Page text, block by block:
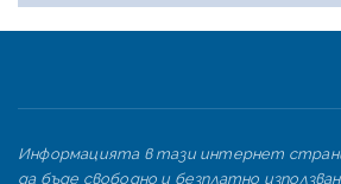
Информацията в тази интернет
да бъде свободно и безплатно